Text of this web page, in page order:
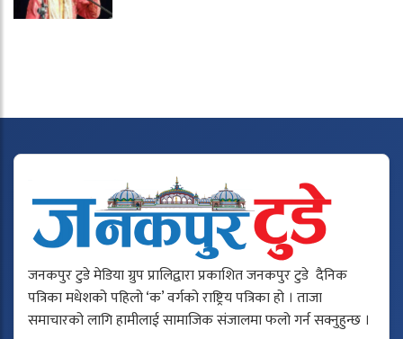
जनकपुर टुडे मेडिया ग्रुप प्रालिद्वारा प्रकाशित जनकपुर टुडे दैनिक
पत्रिका मधेशको पहिलो ‘क’ वर्गको राष्ट्रिय पत्रिका हो । ताजा
समाचारको लागि हामीलाई सामाजिक संजालमा फलो गर्न सक्नुहुन्छ ।